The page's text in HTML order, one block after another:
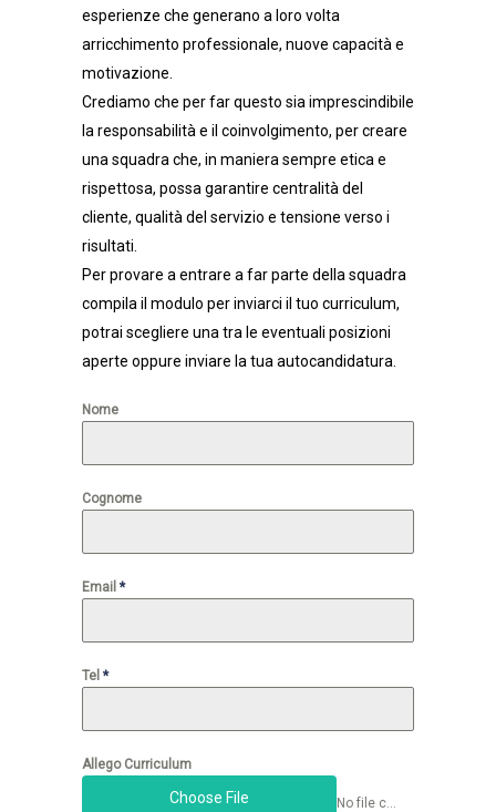
esperienze che generano a loro volta
arricchimento professionale, nuove capacità e
motivazione.
Crediamo che per far questo sia imprescindibile
la responsabilità e il coinvolgimento, per creare
una squadra che, in maniera sempre etica e
rispettosa, possa garantire centralità del
cliente, qualità del servizio e tensione verso i
risultati.
Per provare a entrare a far parte della squadra
compila il modulo per inviarci il tuo curriculum,
potrai scegliere una tra le eventuali posizioni
aperte oppure inviare la tua autocandidatura.
Nome
Cognome
Email *
Tel *
Allego Curriculum
Choose File No file chosen